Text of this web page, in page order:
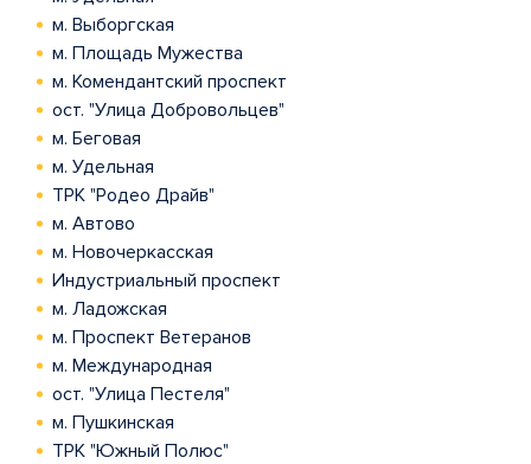
м. Выборгская
м. Площадь Мужества
м. Комендантский проспект
ост. "Улица Добровольцев"
м. Беговая
м. Удельная
ТРК "Родео Драйв"
м. Автово
м. Новочеркасская
Индустриальный проспект
м. Ладожская
м. Проспект Ветеранов
м. Международная
ост. "Улица Пестеля"
м. Пушкинская
ТРК "Южный Полюс"